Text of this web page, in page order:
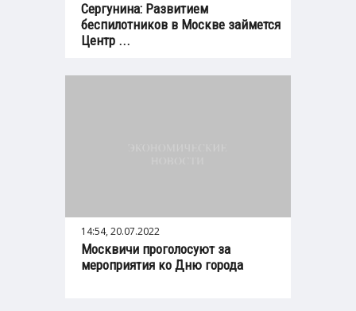
Сергунина: Развитием
беспилотников в Москве займется
Центр ...
14:54, 20.07.2022
Москвичи проголосуют за
мероприятия ко Дню города